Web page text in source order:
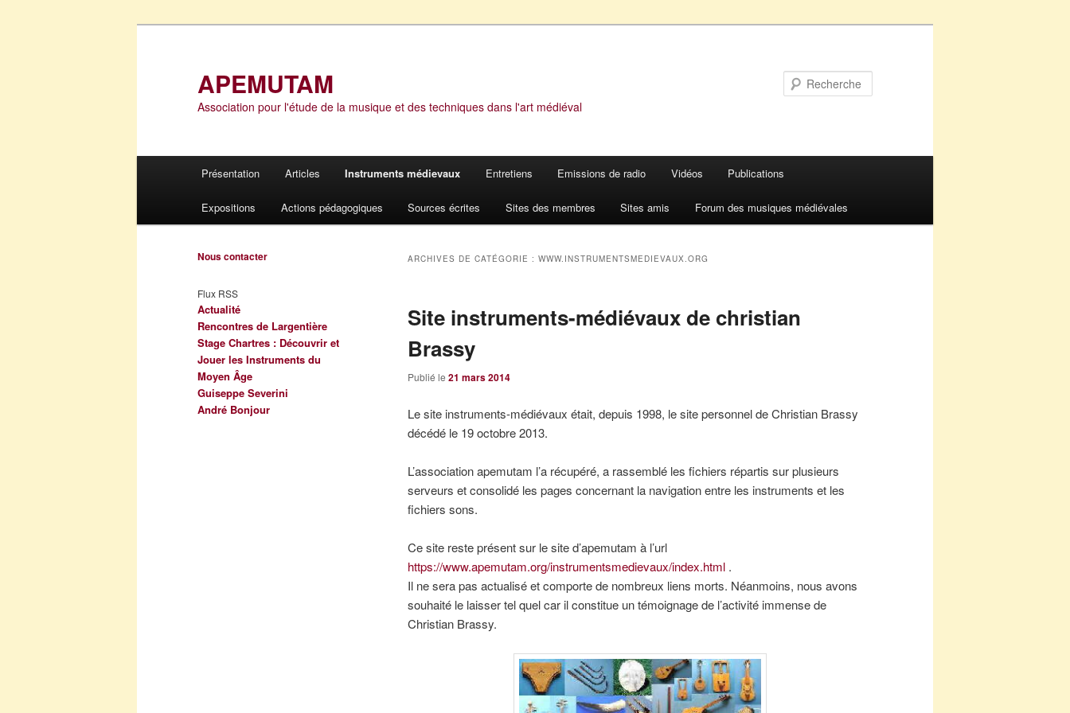
APEMUTAM
Association pour l'étude de la musique et des techniques dans l'art médiéval
Présentation Articles Instruments médievaux Entretiens Emissions de radio Vidéos Publications
Expositions Actions pédagogiques Sources écrites Sites des membres Sites amis Forum des musiques médiévales
ARCHIVES DE CATÉGORIE : WWW.INSTRUMENTSMEDIEVAUX.ORG
Site instruments-médiévaux de christian
Brassy
Publié le 21 mars 2014
Le site instruments-médiévaux était, depuis 1998, le site personnel de Christian Brassy
décédé le 19 octobre 2013.
L’association apemutam l’a récupéré, a rassemblé les fichiers répartis sur plusieurs
serveurs et consolidé les pages concernant la navigation entre les instruments et les
fichiers sons.
Ce site reste présent sur le site d’apemutam à l’url
https://www.apemutam.org/instrumentsmedievaux/index.html .
Il ne sera pas actualisé et comporte de nombreux liens morts. Néanmoins, nous avons
souhaité le laisser tel quel car il constitue un témoignage de l’activité immense de
Christian Brassy.
Nous contacter
Flux RSS
Actualité
Rencontres de Largentière
Stage Chartres : Découvrir et
Jouer les Instruments du
Moyen Âge
Guiseppe Severini
André Bonjour